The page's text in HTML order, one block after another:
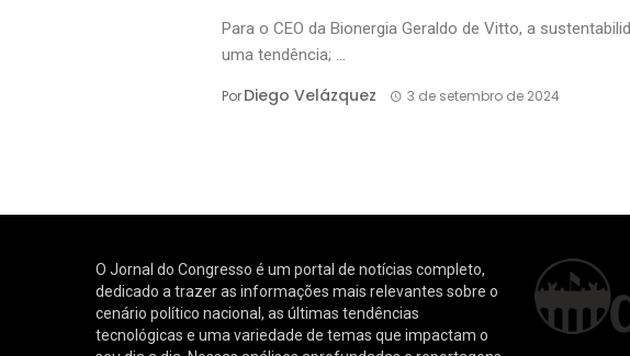
Para o CEO da Bionergia Geraldo de Vitto, a
uma tendência; ...
PorDiego Velázquez 3 de setembro de 2024
O Jornal do Congresso é um portal de notícias completo,
dedicado a trazer as informações mais relevantes sobre o
cenário político nacional, as últimas tendências
tecnológicas e uma variedade de temas que impactam o